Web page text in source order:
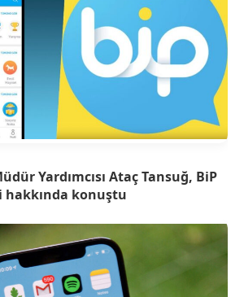
Yardımcısı Ataç Tansuğ, BiP
hakkında konuştu